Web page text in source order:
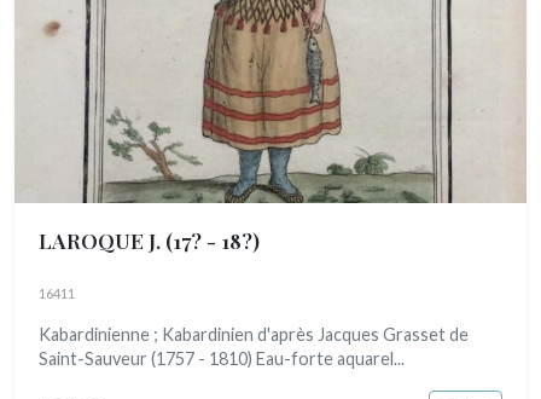
LAROQUE J. (17? - 18?)
16411
Kabardinienne ; Kabardinien d'après Jacques Grasset de
Saint-Sauveur (1757 - 1810) Eau-forte aquarel...